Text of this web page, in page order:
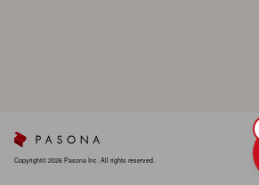
Copyright© 2026 Pasona Inc. All rights reserved.